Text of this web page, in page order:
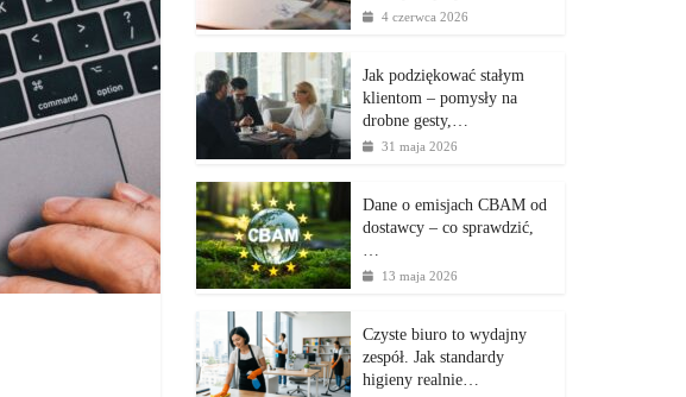
4 czerwca 2026
Jak podziękować stałym
klientom – pomysły na
drobne gesty,…
31 maja 2026
Dane o emisjach CBAM od
dostawcy – co sprawdzić,
13 maja 2026
Czyste biuro to wydajny
zespół. Jak standardy
higieny realnie…